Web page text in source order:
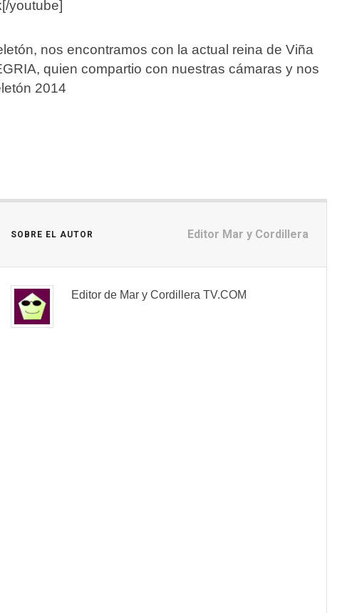
youtube]
nos encontramos con la actual reina de Viña
quien compartio con nuestras cámaras y nos
2014
SOBRE EL AUTOR Editor Mar y Cordillera
Editor de Mar y Cordillera TV.COM